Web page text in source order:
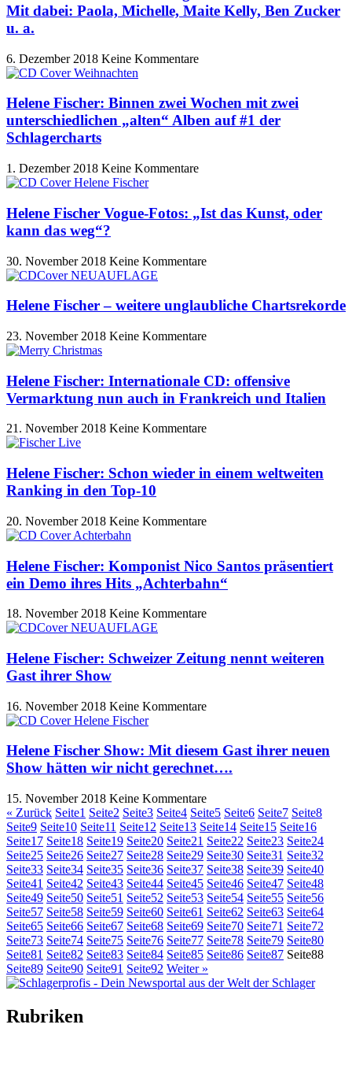
Mit dabei: Paola, Michelle, Maite Kelly, Ben Zucker
u. a.
6. Dezember 2018 Keine Kommentare
Helene Fischer: Binnen zwei Wochen mit zwei
unterschiedlichen „alten“ Alben auf #1 der
Schlagercharts
1. Dezember 2018 Keine Kommentare
Helene Fischer Vogue-Fotos: „Ist das Kunst, oder
kann das weg“?
30. November 2018 Keine Kommentare
Helene Fischer – weitere unglaubliche Chartsrekorde
23. November 2018 Keine Kommentare
Helene Fischer: Internationale CD: offensive
Vermarktung nun auch in Frankreich und Italien
21. November 2018 Keine Kommentare
Helene Fischer: Schon wieder in einem weltweiten
Ranking in den Top-10
20. November 2018 Keine Kommentare
Helene Fischer: Komponist Nico Santos präsentiert
ein Demo ihres Hits „Achterbahn“
18. November 2018 Keine Kommentare
Helene Fischer: Schweizer Zeitung nennt weiteren
Gast ihrer Show
16. November 2018 Keine Kommentare
Helene Fischer Show: Mit diesem Gast ihrer neuen
Show hätten wir nicht gerechnet….
15. November 2018 Keine Kommentare
« Zurück Seite1 Seite2 Seite3 Seite4 Seite5 Seite6 Seite7 Seite8
Seite9 Seite10 Seite11 Seite12 Seite13 Seite14 Seite15 Seite16
Seite17 Seite18 Seite19 Seite20 Seite21 Seite22 Seite23 Seite24
Seite25 Seite26 Seite27 Seite28 Seite29 Seite30 Seite31 Seite32
Seite33 Seite34 Seite35 Seite36 Seite37 Seite38 Seite39 Seite40
Seite41 Seite42 Seite43 Seite44 Seite45 Seite46 Seite47 Seite48
Seite49 Seite50 Seite51 Seite52 Seite53 Seite54 Seite55 Seite56
Seite57 Seite58 Seite59 Seite60 Seite61 Seite62 Seite63 Seite64
Seite65 Seite66 Seite67 Seite68 Seite69 Seite70 Seite71 Seite72
Seite73 Seite74 Seite75 Seite76 Seite77 Seite78 Seite79 Seite80
Seite81 Seite82 Seite83 Seite84 Seite85 Seite86 Seite87 Seite88
Seite89 Seite90 Seite91 Seite92 Weiter »
Rubriken